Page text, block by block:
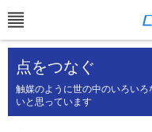
点をつなぐ
触媒のように世の中のいろい
いと思っています